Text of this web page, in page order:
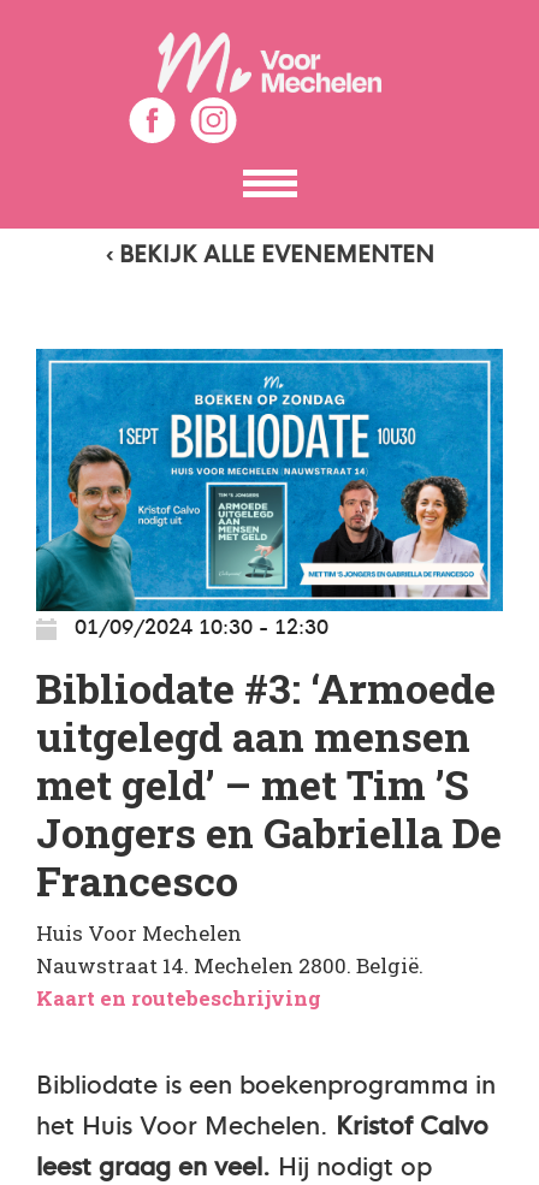
Toon
het
menu
‹ BEKIJK ALLE EVENEMENTEN
01/09/2024 10:30 - 12:30
Bibliodate #3: ‘Armoede
uitgelegd aan mensen
met geld’ – met Tim ’S
Jongers en Gabriella De
Francesco
Huis Voor Mechelen
Nauwstraat 14. Mechelen 2800. België.
Kaart en routebeschrijving
Bibliodate is een boekenprogramma in
het Huis Voor Mechelen. Kristof Calvo
leest graag en veel. Hij nodigt op